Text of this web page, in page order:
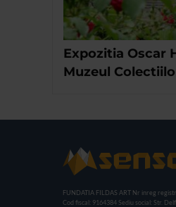
Expozitia Oscar
Muzeul
FUNDATIA FILDAS ART Nr inreg
Cod fiscal: 9164384 Sediu social: Str.